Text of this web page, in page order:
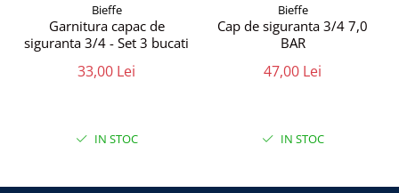
Bieffe
Garnitura capac de
siguranta 3/4 - Set 3 bucati
33,00 Lei
IN STOC
Bieffe
Cap de siguranta 3/4 7,0
BAR
47,00 Lei
IN STOC